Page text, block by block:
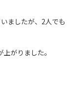
ましたが、2人でも
がりました。